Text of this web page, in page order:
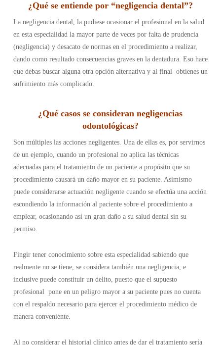
¿Qué se entiende por “negligencia dental”?
La negligencia dental, la pudiese ocasionar el profesional en la salud
en esta especialidad la mayor parte de veces por falta de prudencia
(negligencia) y desacato de normas en el procedimiento a realizar,
dando como resultado consecuencias graves en la dentadura. Eso hace
que debas buscar alguna otra opción alternativa y al final obtienes un
sufrimiento más complicado.
¿Qué casos se consideran negligencias
odontológicas?
Son múltiples las acciones negligentes. Una de ellas es, por servirnos
de un ejemplo, cuando un profesional no aplica las técnicas
adecuadas para el tratamiento de un paciente a propósito que su
procedimiento causará un daño mayor en su paciente. Asimismo
puede considerarse actuación negligente cuando se efectúa una acción
escondiendo la información al paciente sobre el procedimiento a
emplear, ocasionando así un gran daño a su salud dental sin su
permiso.
Fingir tener conocimiento sobre esta especialidad sabiendo que
realmente no se tiene, se considera también una negligencia, e
inclusive puede constituir un delito, puesto que el supuesto
profesional pone en un peligro mayor a su paciente pues no cuenta
con el respaldo necesario para ejercer el procedimiento médico de
manera conveniente.
Al no considerar el historial clínico antes de dar el tratamiento sería